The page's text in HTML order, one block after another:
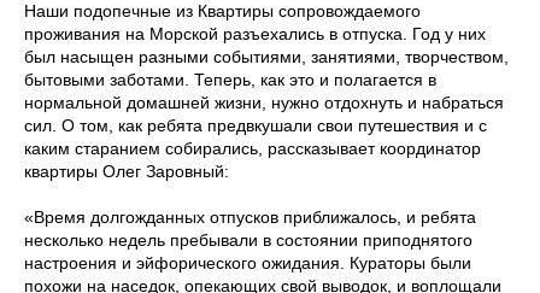
Наши подопечные из Квартиры сопровождаемого
проживания на Морской разъехались в отпуска. Год у них
был насыщен разными событиями, занятиями, творчеством,
бытовыми заботами. Теперь, как это и полагается в
нормальной домашней жизни, нужно отдохнуть и набраться
сил. О том, как ребята предвкушали свои путешествия и с
каким старанием собирались, рассказывает координатор
квартиры Олег Заровный:
«Время долгожданных отпусков приближалось, и ребята
несколько недель пребывали в состоянии приподнятого
настроения и эйфорического ожидания. Кураторы были
похожи на наседок, опекающих свой выводок, и воплощали